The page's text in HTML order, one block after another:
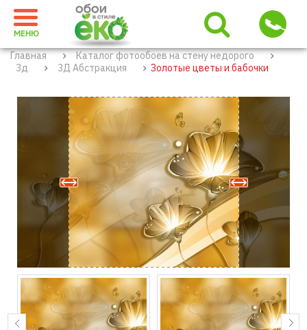
МЕНЮ
Главная
Каталог фотообоев на стену недорого
3д
3Д Абстракция Золотые цветы и бабочки